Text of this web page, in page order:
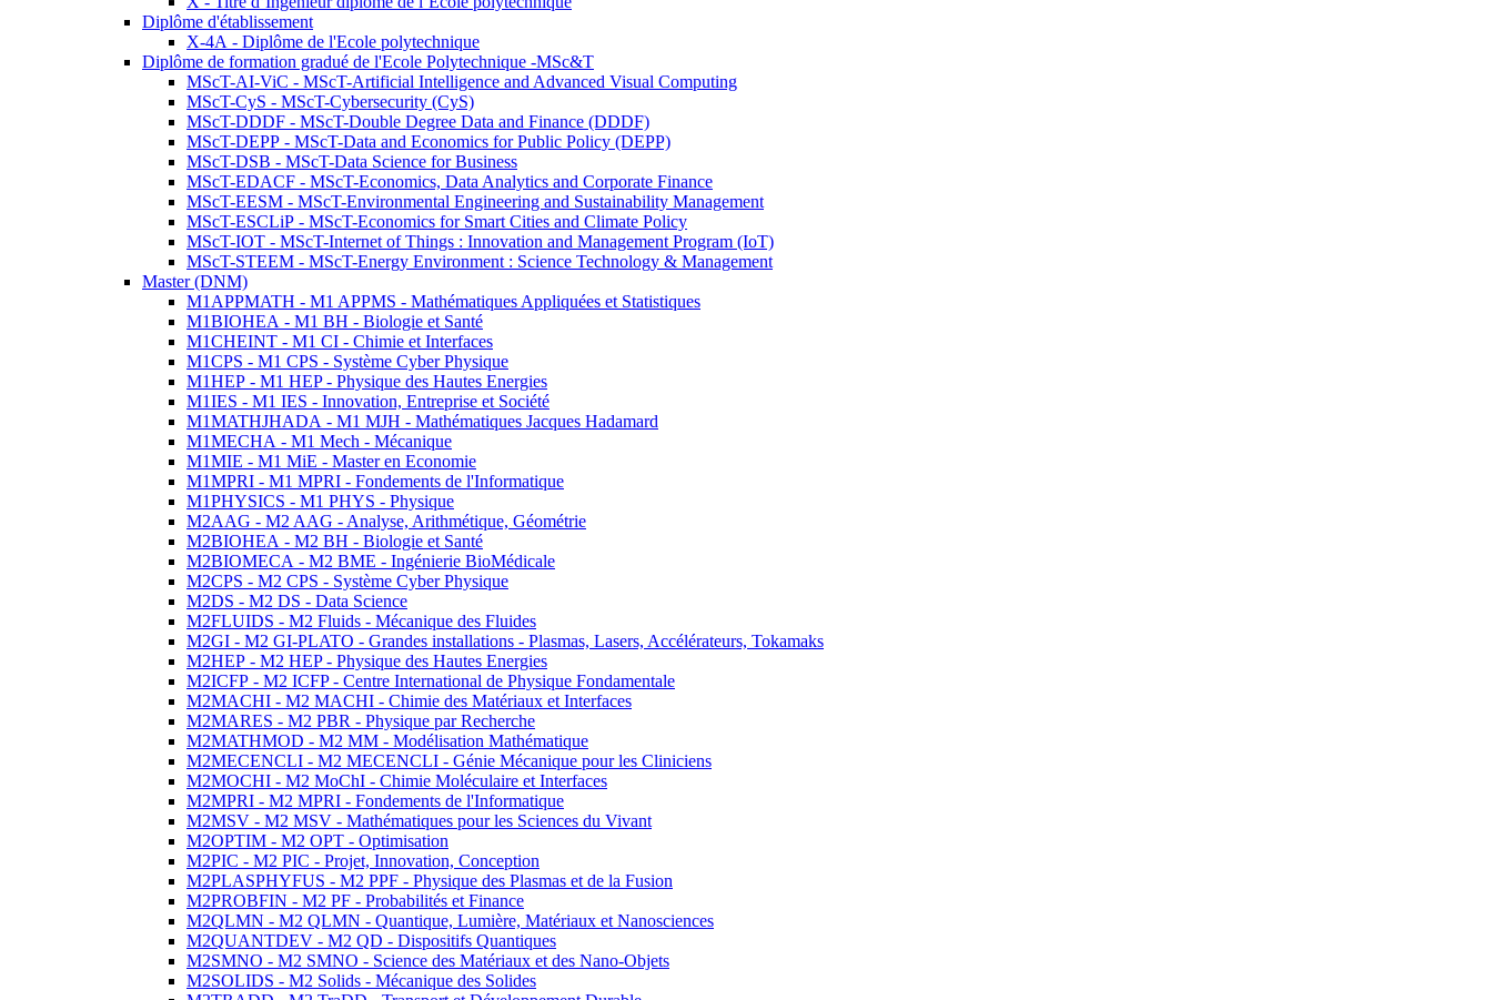
Diplôme d'établissement
X-4A - Diplôme de l'Ecole polytechnique
Diplôme de formation gradué de l'Ecole Polytechnique -MSc&T
MScT-AI-ViC - MScT-Artificial Intelligence and Advanced Visual Computing
MScT-CyS - MScT-Cybersecurity (CyS)
MScT-DDDF - MScT-Double Degree Data and Finance (DDDF)
MScT-DEPP - MScT-Data and Economics for Public Policy (DEPP)
MScT-DSB - MScT-Data Science for Business
MScT-EDACF - MScT-Economics, Data Analytics and Corporate Finance
MScT-EESM - MScT-Environmental Engineering and Sustainability Management
MScT-ESCLiP - MScT-Economics for Smart Cities and Climate Policy
MScT-IOT - MScT-Internet of Things : Innovation and Management Program (IoT)
MScT-STEEM - MScT-Energy Environment : Science Technology & Management
Master (DNM)
M1APPMATH - M1 APPMS - Mathématiques Appliquées et Statistiques
M1BIOHEA - M1 BH - Biologie et Santé
M1CHEINT - M1 CI - Chimie et Interfaces
M1CPS - M1 CPS - Système Cyber Physique
M1HEP - M1 HEP - Physique des Hautes Energies
M1IES - M1 IES - Innovation, Entreprise et Société
M1MATHJHADA - M1 MJH - Mathématiques Jacques Hadamard
M1MECHA - M1 Mech - Mécanique
M1MIE - M1 MiE - Master en Economie
M1MPRI - M1 MPRI - Fondements de l'Informatique
M1PHYSICS - M1 PHYS - Physique
M2AAG - M2 AAG - Analyse, Arithmétique, Géométrie
M2BIOHEA - M2 BH - Biologie et Santé
M2BIOMECA - M2 BME - Ingénierie BioMédicale
M2CPS - M2 CPS - Système Cyber Physique
M2DS - M2 DS - Data Science
M2FLUIDS - M2 Fluids - Mécanique des Fluides
M2GI - M2 GI-PLATO - Grandes installations - Plasmas, Lasers, Accélérateurs, Tokamaks
M2HEP - M2 HEP - Physique des Hautes Energies
M2ICFP - M2 ICFP - Centre International de Physique Fondamentale
M2MACHI - M2 MACHI - Chimie des Matériaux et Interfaces
M2MARES - M2 PBR - Physique par Recherche
M2MATHMOD - M2 MM - Modélisation Mathématique
M2MECENCLI - M2 MECENCLI - Génie Mécanique pour les Cliniciens
M2MOCHI - M2 MoChI - Chimie Moléculaire et Interfaces
M2MPRI - M2 MPRI - Fondements de l'Informatique
M2MSV - M2 MSV - Mathématiques pour les Sciences du Vivant
M2OPTIM - M2 OPT - Optimisation
M2PIC - M2 PIC - Projet, Innovation, Conception
M2PLASPHYFUS - M2 PPF - Physique des Plasmas et de la Fusion
M2PROBFIN - M2 PF - Probabilités et Finance
M2QLMN - M2 QLMN - Quantique, Lumière, Matériaux et Nanosciences
M2QUANTDEV - M2 QD - Dispositifs Quantiques
M2SMNO - M2 SMNO - Science des Matériaux et des Nano-Objets
M2SOLIDS - M2 Solids - Mécanique des Solides